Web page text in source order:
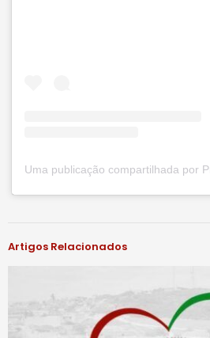
#notíciasbsu
Artigos Relacionados